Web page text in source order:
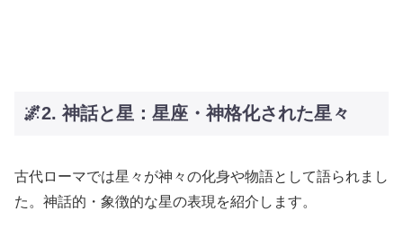
🌌2. 神話と星：星座・神格化された星々
古代ローマでは星々が神々の化身や物語として語られまし
た。神話的・象徴的な星の表現を紹介します。